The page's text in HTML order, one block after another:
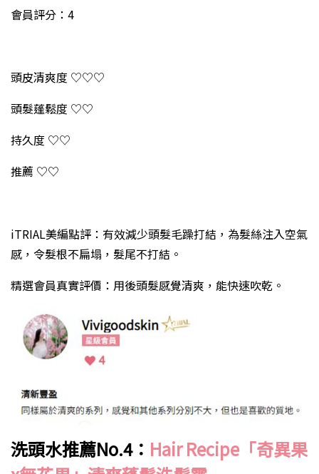
會員評分：4
頭皮清爽度 ♡♡♡
頭髮蓬鬆度 ♡♡
持久度 ♡♡
推薦 ♡♡
iTRIAL美編點評：有效減少頭髮毛躁打結，為髮絲注入空氣
感，令髮根不扁塌，髮尾不打結。
精選會員真實評價：用後頭髮感覺清爽，能快速吹乾。
洗頭水推薦No.4： Hair Recipe「奇異果